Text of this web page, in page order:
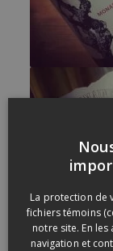
La protection de
fichiers témoins
notre site. En
navigation et